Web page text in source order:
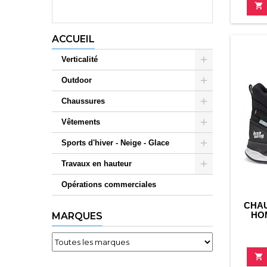
ACCUEIL
Verticalité
Outdoor
Chaussures
Vêtements
Sports d'hiver - Neige - Glace
Travaux en hauteur
Opérations commerciales
MARQUES

